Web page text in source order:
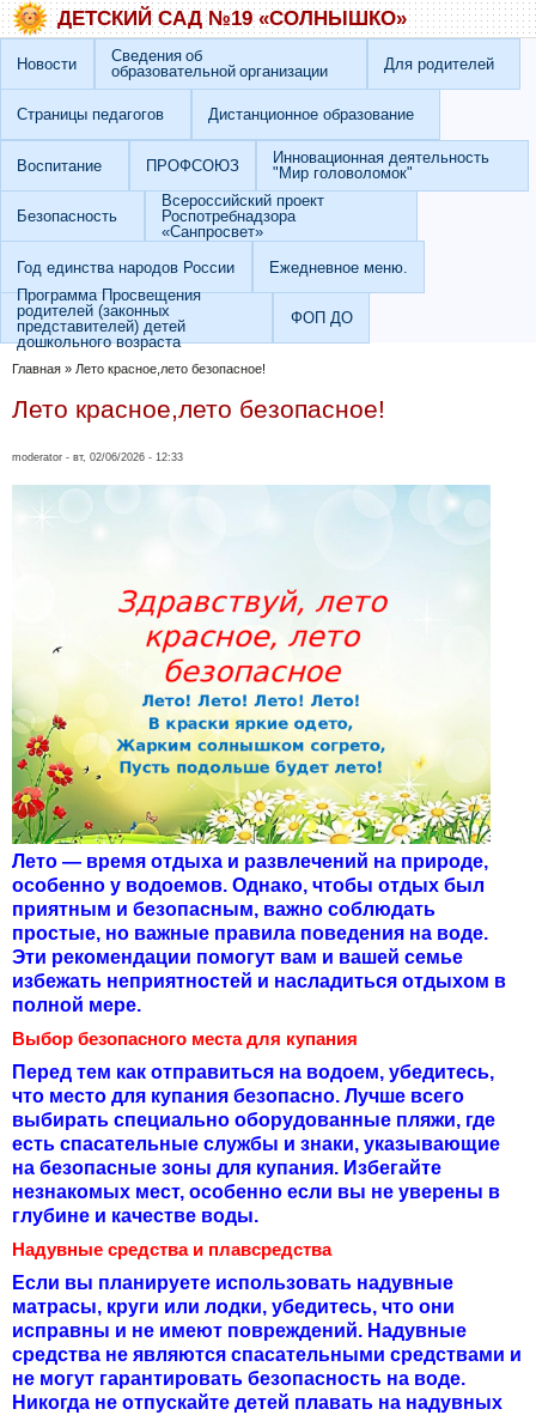
Перейти к основному содержанию
Skip to searchДЕТСКИЙ САД №19 «СОЛНЫШКО»
Новости
Сведения об
образовательной организации
Для родителей
Страницы педагогов Дистанционное образование
Воспитание ПРОФСОЮЗ
Инновационная деятельность
"Мир головоломок"
Безопасность
Всероссийский проект
Роспотребнадзора
«Санпросвет»
Год единства народов России
Ежедневное меню.
Программа Просвещения
родителей (законных
представителей) детей
дошкольного возраста
ФОП ДО
Вы здесь
Главная » Лето красное,лето безопасное!
Лето красное,лето безопасное!
moderator - вт, 02/06/2026 - 12:33
Лето — время отдыха и развлечений на природе,
особенно у водоемов. Однако, чтобы отдых был
приятным и безопасным, важно соблюдать
простые, но важные правила поведения на воде.
Эти рекомендации помогут вам и вашей семье
избежать неприятностей и насладиться отдыхом в
полной мере.
Выбор безопасного места для купания
Перед тем как отправиться на водоем, убедитесь,
что место для купания безопасно. Лучше всего
выбирать специально оборудованные пляжи, где
есть спасательные службы и знаки, указывающие
на безопасные зоны для купания. Избегайте
незнакомых мест, особенно если вы не уверены в
глубине и качестве воды.
Надувные средства и плавсредства
Если вы планируете использовать надувные
матрасы, круги или лодки, убедитесь, что они
исправны и не имеют повреждений. Надувные
средства не являются спасательными средствами и
не могут гарантировать безопасность на воде.
Никогда не отпускайте детей плавать на надувных